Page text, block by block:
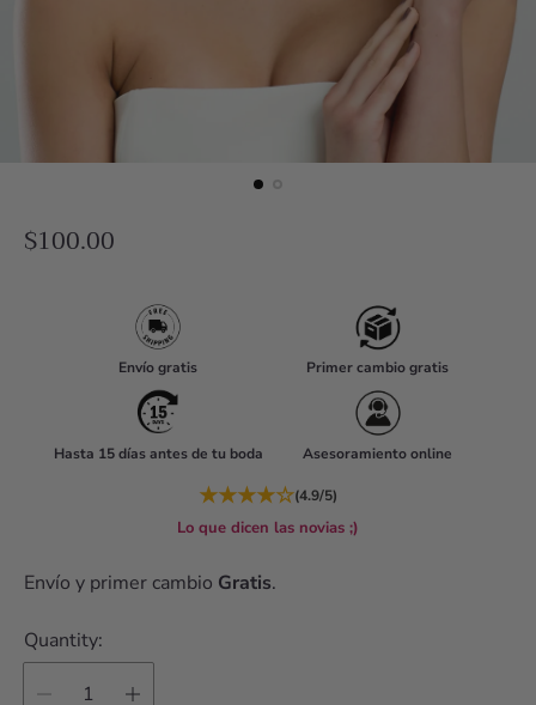
R
c
e
$100.00
Envío gratis Primer cambio gratis
Hasta 15 días antes de tu boda Asesoramiento online
★★★★☆(4.9/5)
Lo que dicen las novias ;)
Envío y primer cambio Gratis.
Quantity: